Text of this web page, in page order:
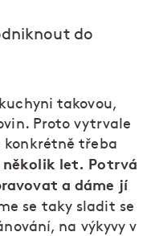
do
takovou,
Proto vytrvale
konkrétně třeba
několik let. Potrvá
a dáme jí
se taky sladit se
na výkyvy v